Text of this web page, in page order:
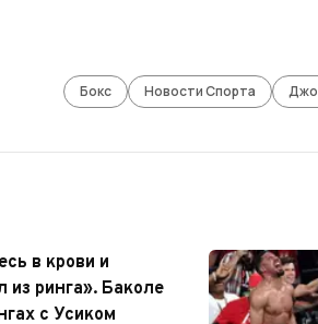
Бокс Новости Спорта
в крови и
из ринга». Баколе
с Усиком